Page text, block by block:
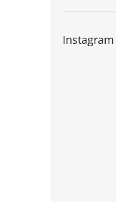
Instagram